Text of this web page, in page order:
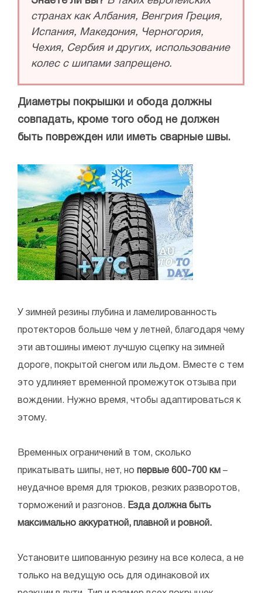
странах как Албания, Венгрия Греция,
Испания, Македония, Черногория,
Чехия, Сербия и других, использование
колес с шипами запрещено.
Диаметры покрышки и обода должны
совпадать, кроме того обод не должен
быть поврежден или иметь сварные швы.
У зимней резины глубина и ламелированность
протекторов больше чем у летней, благодаря чему
эти автошины имеют лучшую сцепку на зимней
дороге, покрытой снегом или льдом. Вместе с тем
это удлиняет временной промежуток отзыва при
вождении. Нужно время, чтобы адаптироваться к
этому.
Временных ограничений в том, сколько
прикатывать шипы, нет, но первые 600-700 км –
неудачное время для трюков, резких разворотов,
торможений и разгонов. Езда должна быть
максимально аккуратной, плавной и ровной.
Установите шипованную резину на все колеса, а не
только на ведущую ось для одинаковой их